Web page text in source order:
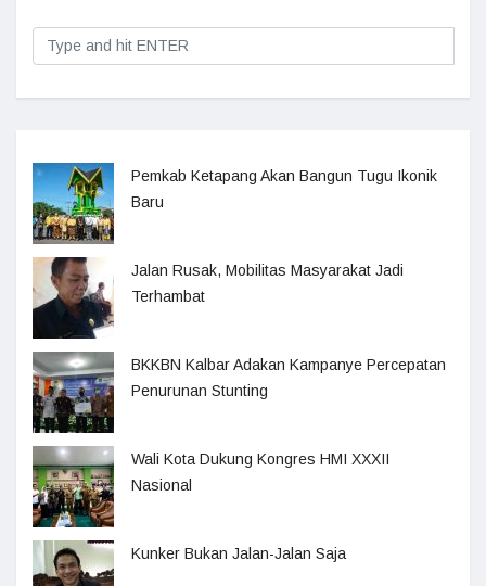
Pemkab Ketapang Akan Bangun Tugu Ikonik
Baru
Jalan Rusak, Mobilitas Masyarakat Jadi
Terhambat
BKKBN Kalbar Adakan Kampanye Percepatan
Penurunan Stunting
Wali Kota Dukung Kongres HMI XXXII
Nasional
Kunker Bukan Jalan-Jalan Saja